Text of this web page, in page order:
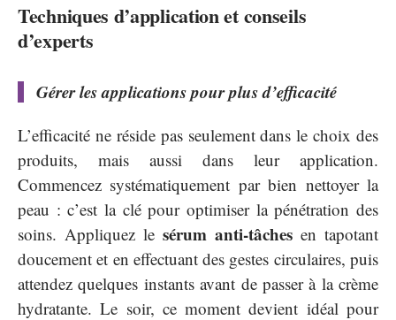
Techniques d’application et conseils
d’experts
Gérer les applications pour plus d’efficacité
L’efficacité ne réside pas seulement dans le choix des
produits, mais aussi dans leur application.
Commencez systématiquement par bien nettoyer la
peau : c’est la clé pour optimiser la pénétration des
soins. Appliquez le sérum anti-tâches en tapotant
doucement et en effectuant des gestes circulaires, puis
attendez quelques instants avant de passer à la crème
hydratante. Le soir, ce moment devient idéal pour